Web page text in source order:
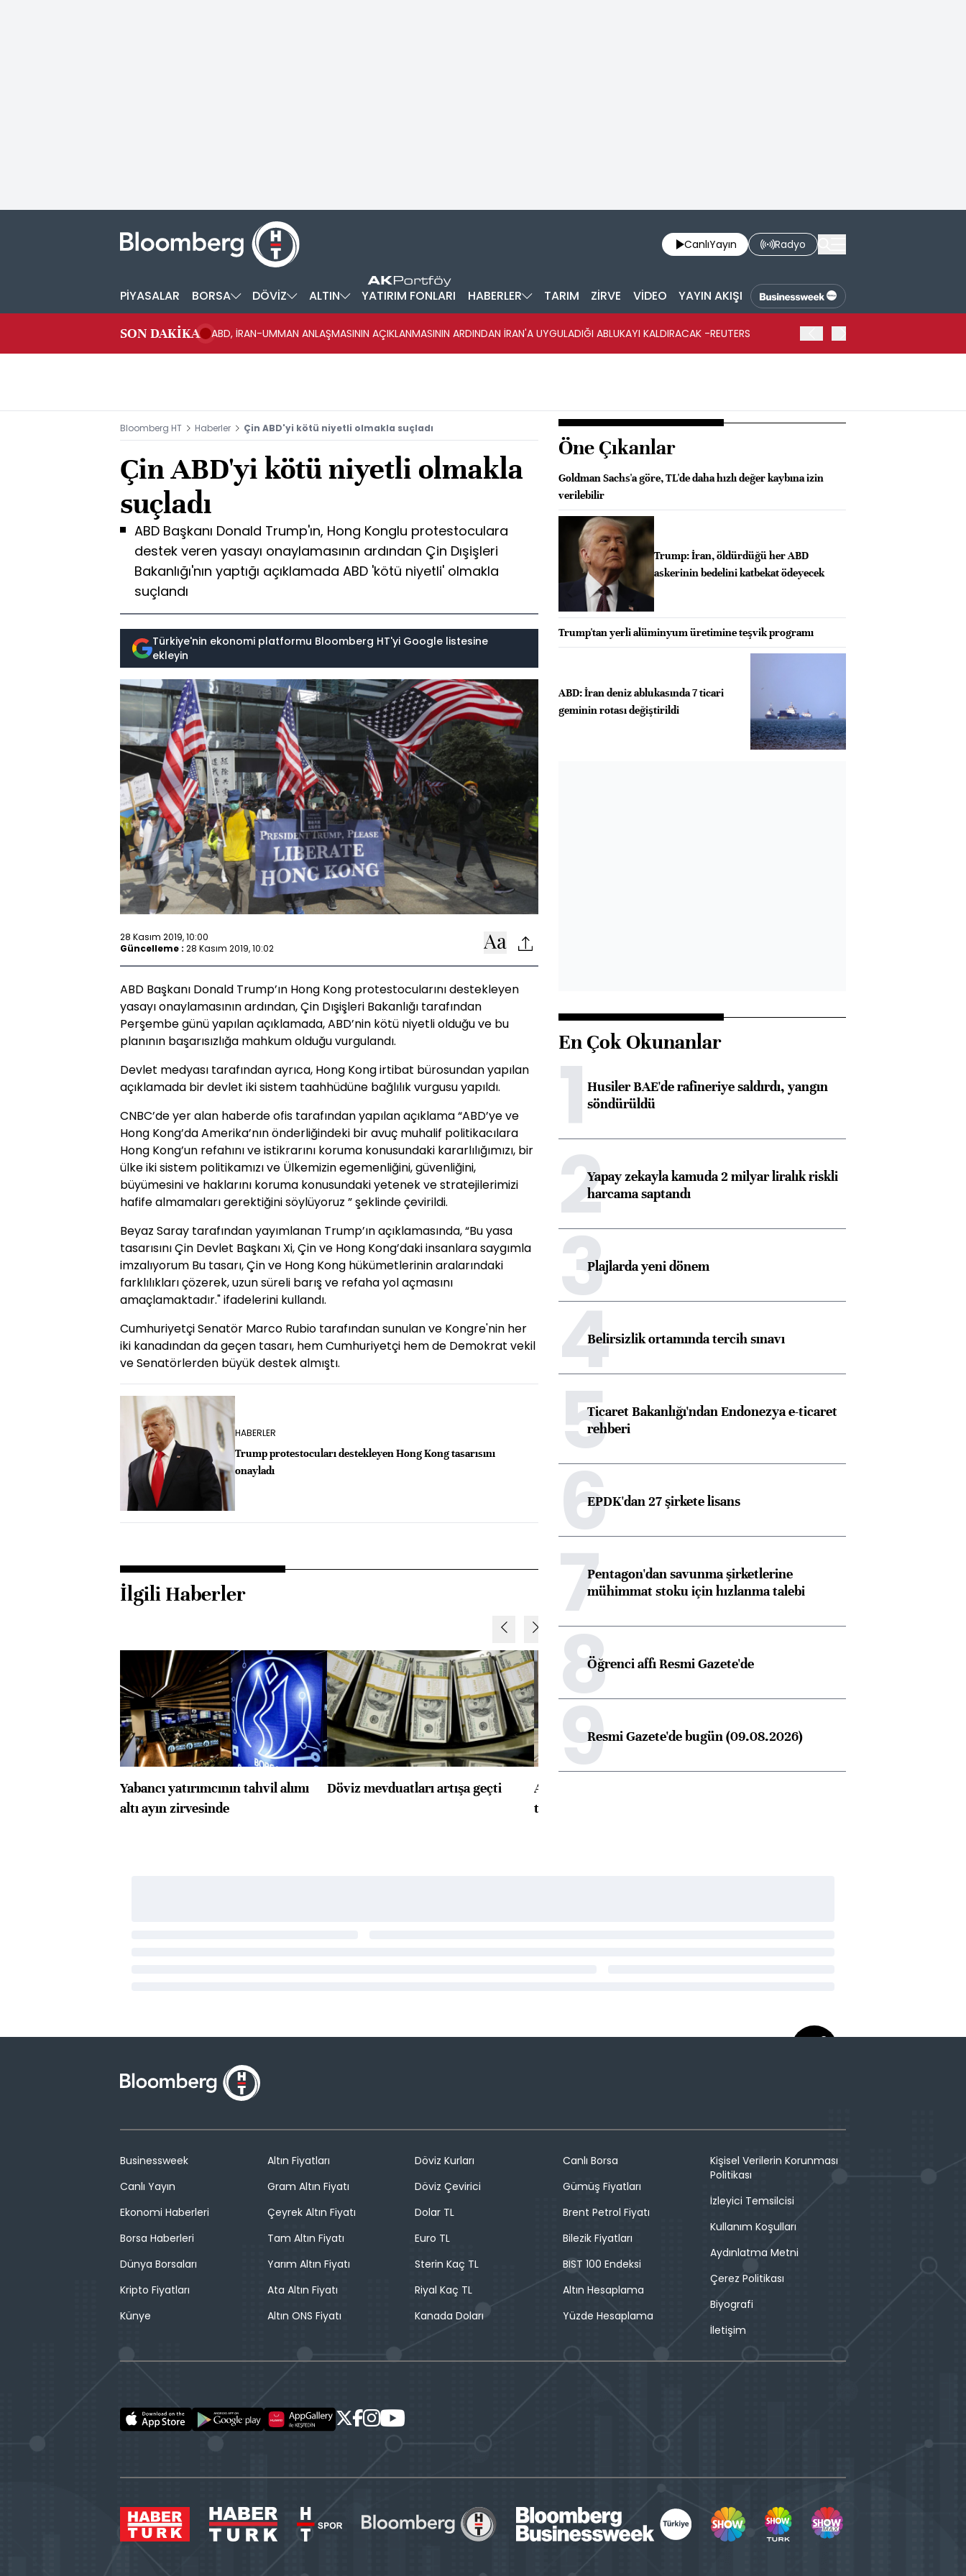
CanlıYayın Radyo
PİYASALAR BORSA DÖVİZ ALTIN YATIRIM FONLARI HABERLER TARIM ZİRVE VİDEO YAYIN AKIŞI
SON DAKİKA ABD, İRAN-UMMAN ANLAŞMASININ AÇIKLANMASININ ARDINDAN İRAN'A UYGULADIĞI ABLUKAYI KALDIRACAK -REUTERS
Bloomberg HT Haberler Çin ABD'yi kötü niyetli olmakla suçladı
Çin ABD'yi kötü niyetli olmakla
suçladı
ABD Başkanı Donald Trump'ın, Hong Konglu protestoculara
destek veren yasayı onaylamasının ardından Çin Dışişleri
Bakanlığı'nın yaptığı açıklamada ABD 'kötü niyetli' olmakla
suçlandı
Türkiye'nin ekonomi platformu Bloomberg HT'yi Google listesine
ekleyin
28 Kasım 2019, 10:00
Güncelleme : 28 Kasım 2019, 10:02
ABD Başkanı Donald Trump’ın Hong Kong protestocularını destekleyen
yasayı onaylamasının ardından, Çin Dışişleri Bakanlığı tarafından
Perşembe günü yapılan açıklamada, ABD’nin kötü niyetli olduğu ve bu
planının başarısızlığa mahkum olduğu vurgulandı.
Devlet medyası tarafından ayrıca, Hong Kong irtibat bürosundan yapılan
açıklamada bir devlet iki sistem taahhüdüne bağlılık vurgusu yapıldı.
CNBC’de yer alan haberde ofis tarafından yapılan açıklama “ABD’ye ve
Hong Kong’da Amerika’nın önderliğindeki bir avuç muhalif politikacılara
Hong Kong’un refahını ve istikrarını koruma konusundaki kararlılığımızı, bir
ülke iki sistem politikamızı ve Ülkemizin egemenliğini, güvenliğini,
büyümesini ve haklarını koruma konusundaki yetenek ve stratejilerimizi
hafife almamaları gerektiğini söylüyoruz ” şeklinde çevirildi.
Beyaz Saray tarafından yayımlanan Trump’ın açıklamasında, “Bu yasa
tasarısını Çin Devlet Başkanı Xi, Çin ve Hong Kong’daki insanlara saygımla
imzalıyorum Bu tasarı, Çin ve Hong Kong hükümetlerinin aralarındaki
farklılıkları çözerek, uzun süreli barış ve refaha yol açmasını
amaçlamaktadır." ifadelerini kullandı.
Cumhuriyetçi Senatör Marco Rubio tarafından sunulan ve Kongre'nin her
iki kanadından da geçen tasarı, hem Cumhuriyetçi hem de Demokrat vekil
ve Senatörlerden büyük destek almıştı.
HABERLER
Trump protestocuları destekleyen Hong Kong tasarısını
onayladı
İlgili Haberler
Yabancı yatırımcının tahvil alımı
altı ayın zirvesinde
Döviz mevduatları artışa geçti
ABD'de konut başlangıçları
toparlandı
Almanya, Commerzbank
Öne Çıkanlar
Goldman Sachs'a göre, TL'de daha hızlı değer kaybına izin
verilebilir
Trump: İran, öldürdüğü her ABD
askerinin bedelini katbekat ödeyecek
Trump'tan yerli alüminyum üretimine teşvik programı
ABD: İran deniz ablukasında 7 ticari
geminin rotası değiştirildi
En Çok Okunanlar
1Husiler BAE'de rafineriye saldırdı, yangın
söndürüldü
2Yapay zekayla kamuda 2 milyar liralık riskli
harcama saptandı
3Plajlarda yeni dönem
4Belirsizlik ortamında tercih sınavı
5Ticaret Bakanlığı'ndan Endonezya e-ticaret
rehberi
6EPDK'dan 27 şirkete lisans
7Pentagon'dan savunma şirketlerine
mühimmat stoku için hızlanma talebi
8Öğrenci affı Resmi Gazete'de
9Resmi Gazete'de bugün (09.08.2026)
Businessweek
Canlı Yayın
Ekonomi Haberleri
Borsa Haberleri
Dünya Borsaları
Kripto Fiyatları
Künye
Altın Fiyatları
Gram Altın Fiyatı
Çeyrek Altın Fiyatı
Tam Altın Fiyatı
Yarım Altın Fiyatı
Ata Altın Fiyatı
Altın ONS Fiyatı
Döviz Kurları
Döviz Çevirici
Dolar TL
Euro TL
Sterin Kaç TL
Riyal Kaç TL
Kanada Doları
Canlı Borsa
Gümüş Fiyatları
Brent Petrol Fiyatı
Bilezik Fiyatları
BIST 100 Endeksi
Altın Hesaplama
Yüzde Hesaplama
Kişisel Verilerin Korunması
Politikası
İzleyici Temsilcisi
Kullanım Koşulları
Aydınlatma Metni
Çerez Politikası
Biyografi
İletişim